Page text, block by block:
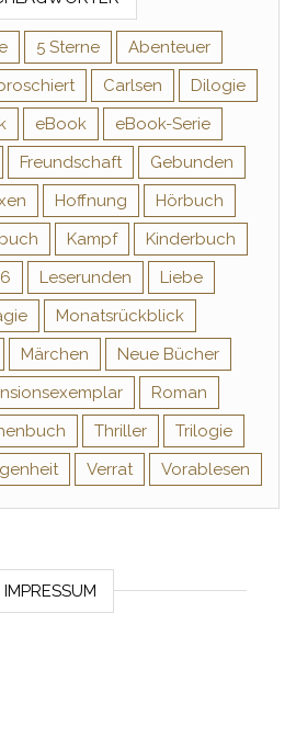
5 Sterne
Abenteuer
Carlsen
Dilogie
eBook
eBook-Serie
Freundschaft
Gebunden
Hoffnung
Hörbuch
Kampf
Kinderbuch
Leserunden
Liebe
Monatsrückblick
Märchen
Neue Bücher
Roman
Thriller
Trilogie
Verrat Vorablesen
IMPRESSUM